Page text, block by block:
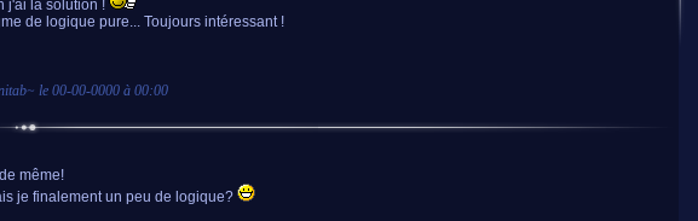
j'ai la solution !
de logique pure... Toujours intéressant !
~ le 00-00-0000 à 00:00
même!
je finalement un peu de logique?